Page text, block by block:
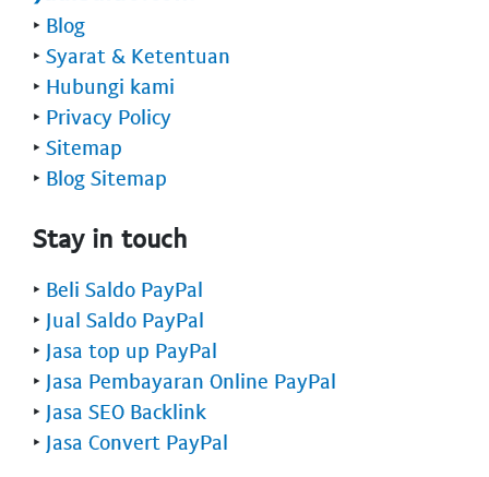
‣ Blog
‣ Syarat & Ketentuan
‣ Hubungi kami
‣ Privacy Policy
‣ Sitemap
‣ Blog Sitemap
Stay in touch
‣ Beli Saldo PayPal
‣ Jual Saldo PayPal
‣ Jasa top up PayPal
‣ Jasa Pembayaran Online PayPal
‣ Jasa SEO Backlink
‣ Jasa Convert PayPal